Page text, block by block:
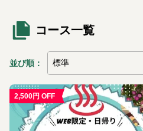
コース一覧
並び順：
2,500円 OFF